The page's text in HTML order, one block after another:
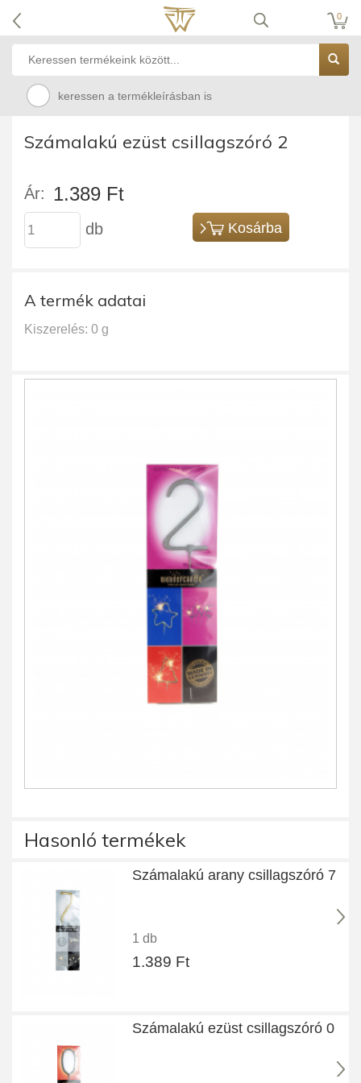
0
keressen a termékleírásban is
Számalakú ezüst csillagszóró 2
Ár: 1.389 Ft
db Kosárba
A termék adatai
Kiszerelés: 0 g
Hasonló termékek
Számalakú arany csillagszóró 7
1 db
1.389 Ft
Számalakú ezüst csillagszóró 0